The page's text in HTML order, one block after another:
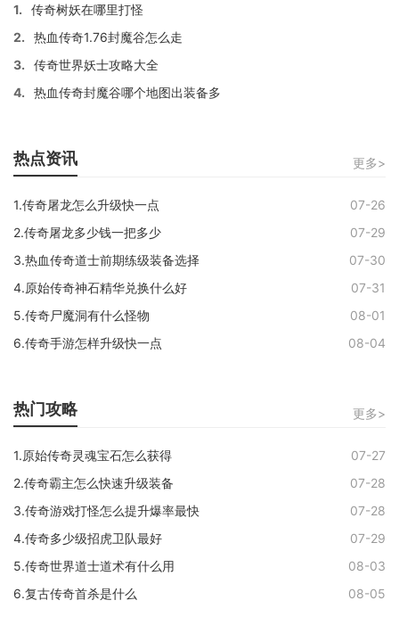
1.
传奇树妖在哪里打怪
2.
热血传奇1.76封魔谷怎么走
3.
传奇世界妖士攻略大全
4.
热血传奇封魔谷哪个地图出装备多
热点资讯 更多>
1.传奇屠龙怎么升级快一点
07-26
2.传奇屠龙多少钱一把多少
07-29
3.热血传奇道士前期练级装备选择
07-30
4.原始传奇神石精华兑换什么好
07-31
5.传奇尸魔洞有什么怪物
08-01
6.传奇手游怎样升级快一点
08-04
热门攻略 更多>
1.原始传奇灵魂宝石怎么获得
07-27
2.传奇霸主怎么快速升级装备
07-28
3.传奇游戏打怪怎么提升爆率最快
07-28
4.传奇多少级招虎卫队最好
07-29
5.传奇世界道士道术有什么用
08-03
6.复古传奇首杀是什么
08-05